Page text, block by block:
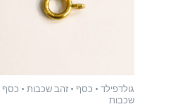
גולדפילד • כסף • זהב שכבות • כסף
שכבות